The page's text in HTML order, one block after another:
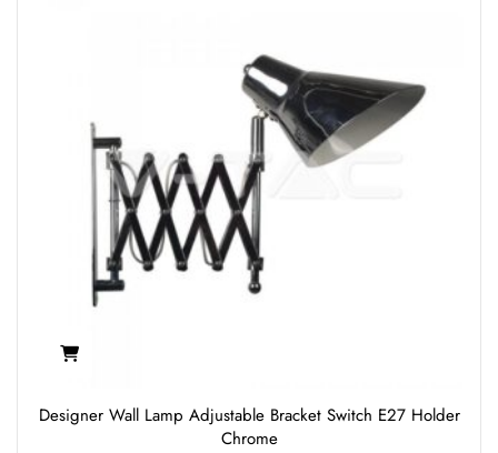
Designer Wall Lamp Adjustable Bracket Switch E27 Holder
Chrome